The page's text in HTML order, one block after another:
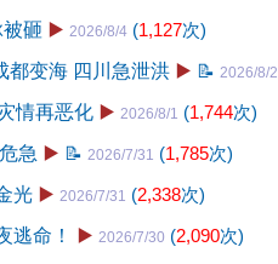
砸 ▶️ 2026/8/4 (1,127次)
都变海 四川急泄洪 ▶️ 📝 2026/8/2
情再恶化 ▶️ 2026/8/1 (1,744次)
急 ▶️ 📝 2026/7/31 (1,785次)
光 ▶️ 2026/7/31 (2,338次)
逃命！
▶️ 2026/7/30 (2,090次)